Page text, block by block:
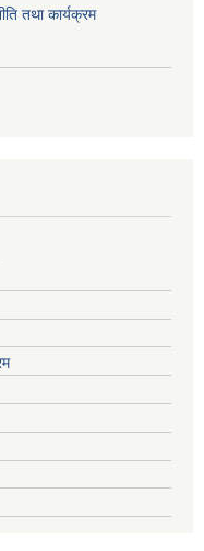
तथा कार्यक्रम